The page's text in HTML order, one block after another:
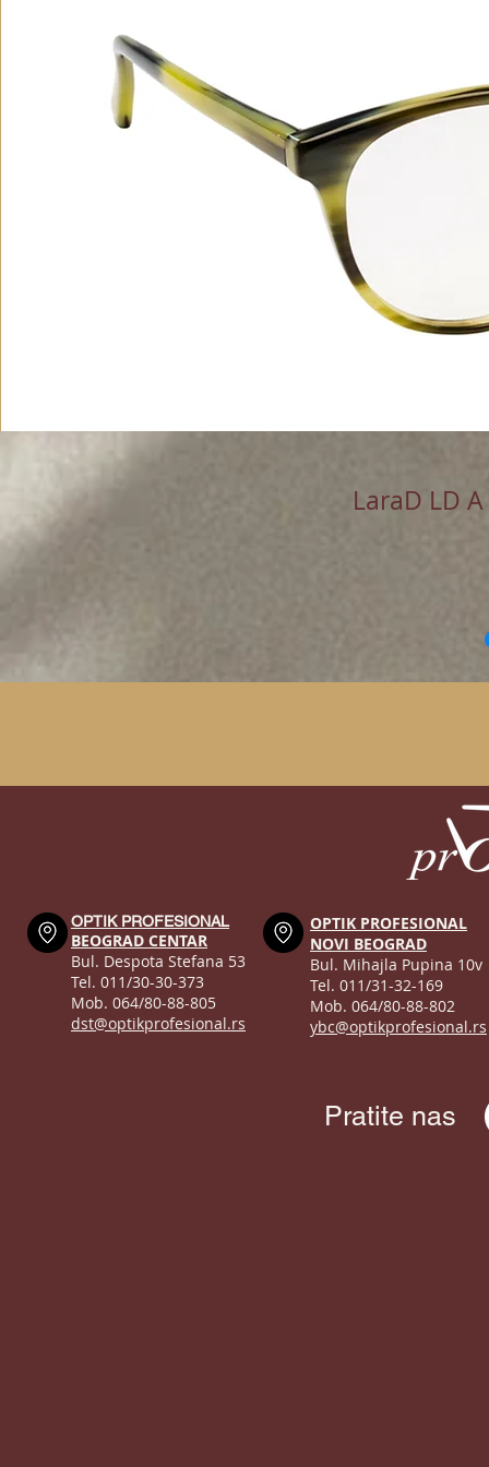
LaraD LD
OPTIK PROFESIONAL
BEOGRAD CENTAR
Bul. Despota Stefana 53
Tel. 011/30-30-373
Mob. 064/80-88-805
dst@optikprofesional.rs
OPTIK PROFESIONAL
NOVI BEOGRAD
Bul. Mihajla Pupina 10v
Tel. 011/31-32-169
Mob. 064/80-88-802
ybc@optikprofesional.rs
Pratite nas